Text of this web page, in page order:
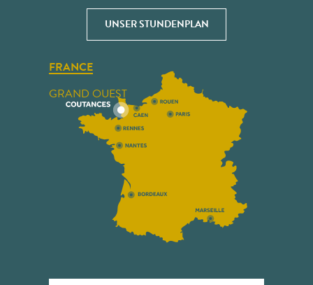
UNSER STUNDENPLAN
FRANCE
GRAND OUEST